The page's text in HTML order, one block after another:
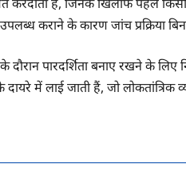
कराने के कारण जांच प्रक्रिया
पारदर्शिता बनाए रखने के लिए
दायरे में लाई जाती हैं, जो